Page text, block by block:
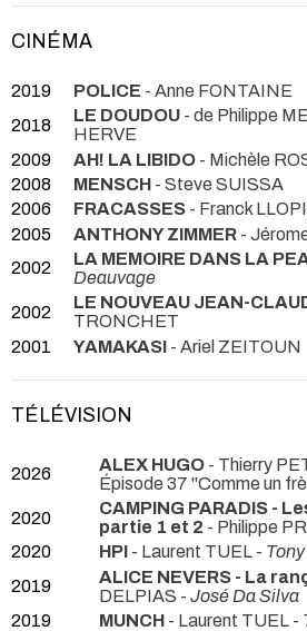
CINÉMA
2019 POLICE - Anne FONTAINE
2018
LE DOUDOU - de Philippe
HERVE
2009
AH! LA LIBIDO - Michèle
2008
MENSCH - Steve SUISSA
2006
FRACASSES - Franck
2005
ANTHONY ZIMMER -
2002
LA MEMOIRE DANS LA
Deauvage
2002
LE NOUVEAU JEAN-
TRONCHET
2001
YAMAKASI - Ariel ZEITOUN
TÉLÉVISION
2026 ALEX HUGO - Thierry
Épisode 37 "Comme un
2020
CAMPING PARADIS -
partie 1 et 2 - Philippe
2020
HPI - Laurent TUEL - Tony
2019
ALICE NEVERS - La
DELPIAS - José Da Silva
2019
MUNCH - Laurent TUEL -